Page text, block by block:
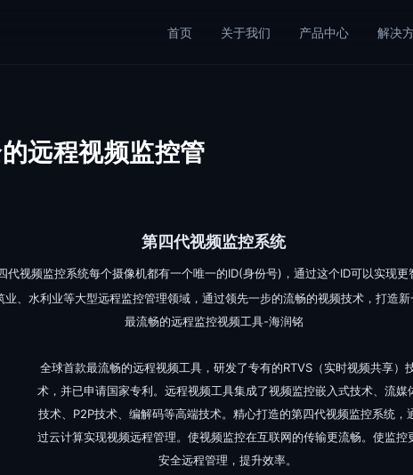
首页 关于我们 产品中心 解决
远程视频监控管
第四代视频监控系统
代视频监控系统每个摄像机都有一个唯一的ID(身份号)，通过这个ID可以实现更
、水利业等大型远程监控管理领域，通过领先一步的流畅的视频技术，打造
最流畅的远程监控视频工具-海润铭
全球首款最流畅的远程视频工具，研发了专有的RTVS（实时视频共享）
术，并已申请国家专利。远程视频工具集成了视频监控嵌入式技术、流媒
技术、P2P技术、编解码等高端技术。精心打造的第四代视频监控系统，
过云计算实现视频远程管理。使视频监控在互联网的传输更流畅。使监控
安全远程管理，提升效率。